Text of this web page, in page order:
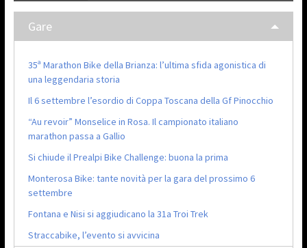
Gare
35ª Marathon Bike della Brianza: l’ultima sfida agonistica di
una leggendaria storia
Il 6 settembre l’esordio di Coppa Toscana della Gf Pinocchio
“Au revoir” Monselice in Rosa. Il campionato italiano
marathon passa a Gallio
Si chiude il Prealpi Bike Challenge: buona la prima
Monterosa Bike: tante novità per la gara del prossimo 6
settembre
Fontana e Nisi si aggiudicano la 31a Troi Trek
Straccabike, l’evento si avvicina